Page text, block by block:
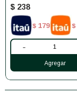
460G
$ 238
$ 179 $
-